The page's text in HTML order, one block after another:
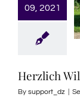
09, 2021
Herzlich
By support_dz